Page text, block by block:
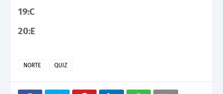
19:C
20:E
NORTE QUIZ